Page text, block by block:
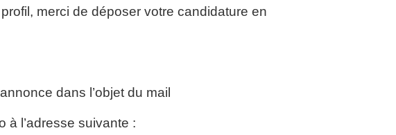
merci de déposer votre candidature en
dans l’objet du mail
à l’adresse suivante :